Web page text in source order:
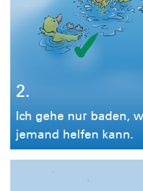
2.
Ich gehe nur baden,
jemand helfen kann.